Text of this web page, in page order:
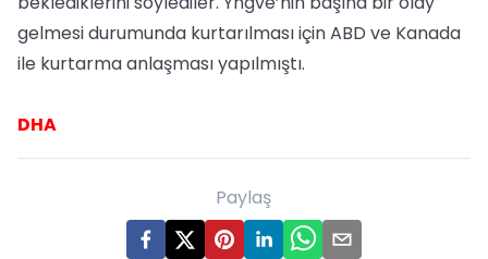
gelmesi durumunda kurtarılması için ABD ve Kanada
ile kurtarma anlaşması yapılmıştı.
DHA
Paylaş